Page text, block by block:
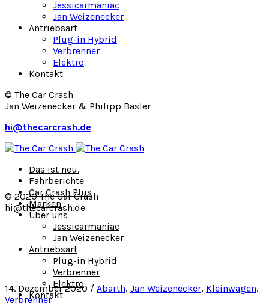
Jessicarmaniac
Jan Weizenecker
Antriebsart
Plug-in Hybrid
Verbrenner
Elektro
Kontakt
© The Car Crash
Jan Weizenecker & Philipp Basler
hi@thecarcrash.de
Das ist neu.
Fahrberichte
Car Crash Plus
Marken
Über uns
Jessicarmaniac
Jan Weizenecker
Antriebsart
Plug-in Hybrid
Verbrenner
Elektro
Kontakt
© 2020 The Car Crash
hi@thecarcrash.de
14. Dezember 2020 / Abarth, Jan Weizenecker, Kleinwagen,
Verbrenner